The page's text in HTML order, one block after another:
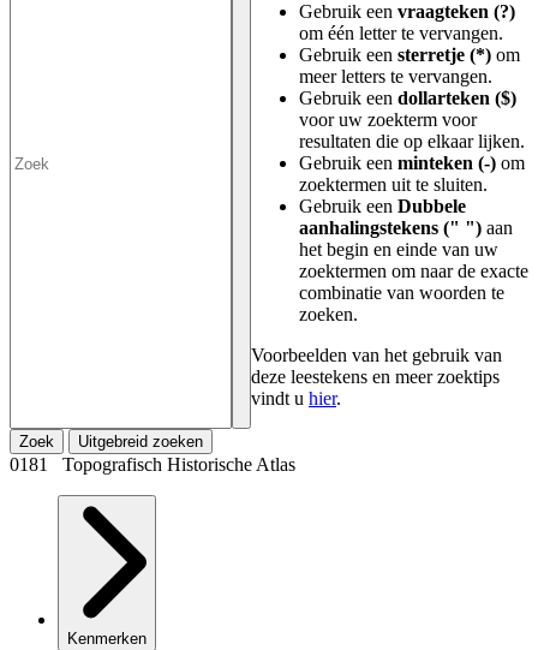
Gebruik een vraagteken (?)
om één letter te vervangen.
Gebruik een sterretje (*) om
meer letters te vervangen.
Gebruik een dollarteken ($)
voor uw zoekterm voor
resultaten die op elkaar lijken.
Gebruik een minteken (-) om
zoektermen uit te sluiten.
Gebruik een Dubbele
aanhalingstekens (" ") aan
het begin en einde van uw
zoektermen om naar de exacte
combinatie van woorden te
zoeken.
Voorbeelden van het gebruik van
deze leestekens en meer zoektips
vindt u hier.
Zoek Uitgebreid zoeken
0181 Topografisch Historische Atlas
Kenmerken